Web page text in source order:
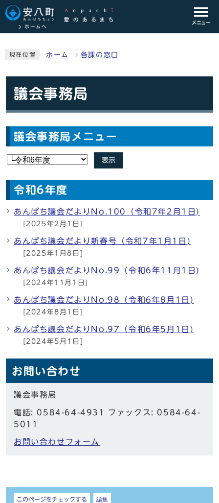
ホームへ
メニュー
現在位置 ホーム 各課の窓口
議会事務局
議会事務局メニュー
表示
令和6年度
あんぱち議会だよりNo.100（令和7年2月1日)
[2025年2月1日]
あんぱち議会だより新春号（令和7年1月1日)
[2025年1月8日]
あんぱち議会だよりNo.99（令和6年11月1日)
[2024年11月1日]
あんぱち議会だよりNo.98（令和6年8月1日)
[2024年8月1日]
あんぱち議会だよりNo.97（令和6年5月1日)
[2024年5月1日]
お問い合わせ
議会事務局
電話: 0584-64-4931 ファックス: 0584-64-
5011
お問い合わせフォーム
しおり
このページをチェックする 編集